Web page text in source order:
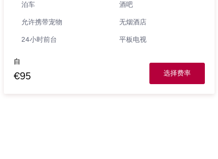
泊车 酒吧
允许携带宠物 无烟酒店
24小时前台 平板电视
自
€95 选择费率